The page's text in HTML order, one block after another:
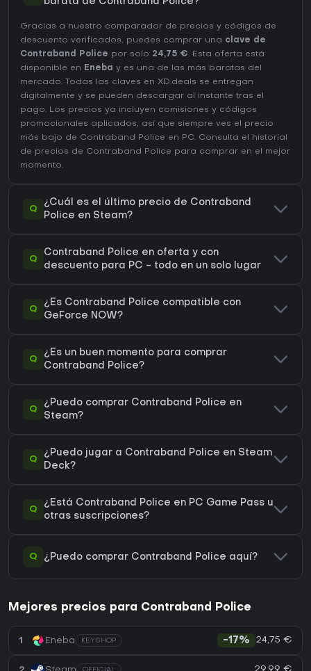
barata de Contraband Police?
Gracias a nuestro comparador de precios y códigos de
descuento verificados, puedes comprar una clave de
Contraband Police por solo 24,75 €. Esta oferta está
disponible en Eneba y es una de las más baratas del
mercado. Todas las claves en XD.deals se entregan
digitalmente y se pueden descargar al instante tras el
pago. Los precios ya incluyen comisiones y códigos
promocionales aplicados, así que siempre ves el precio
más bajo de Contraband Police en PC. Consulta el
historial
de precios de Contraband Police para comprar en el mejor
momento.
Q
¿Cuál es el último precio de Contraband
Police en Steam?
Q
Contraband Police en oferta y con
descuento para PC - todo en un solo lugar
Q
¿Es Contraband Police compatible con
GeForce NOW?
Q
¿Es un buen momento para comprar
Contraband Police?
Q
¿Puedo comprar Contraband Police en
Steam?
Q
¿Puedo jugar a Contraband Police en Steam
Deck?
Q
¿Está Contraband Police en PC Game Pass u
otras suscripciones?
Q ¿Puedo comprar Contraband Police aquí?
Mejores precios para Contraband Police
1 Eneba KEYSHOP -17% 24,75 €